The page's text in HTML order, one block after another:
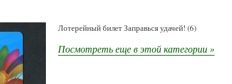
Лотерейный билет Заправься удачей! (6)
Посмотреть еще в этой категории »